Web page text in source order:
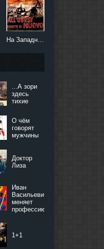
На Западном фронте без перемен (2022)
...А зори
здесь
тихие
О чём
говорят
мужчины
Доктор
Лиза
Иван
Васильевич
меняет
профессию
1+1